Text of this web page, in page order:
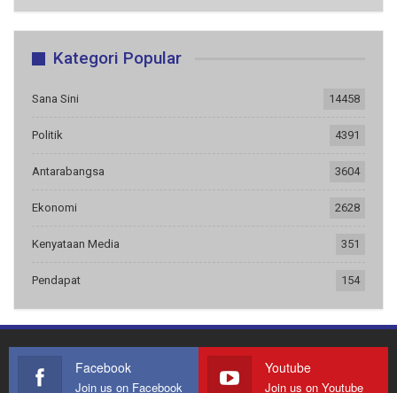
Kategori Popular
Sana Sini 14458
Politik 4391
Antarabangsa 3604
Ekonomi 2628
Kenyataan Media 351
Pendapat 154
Facebook
Join us on Facebook
Youtube
Join us on Youtube